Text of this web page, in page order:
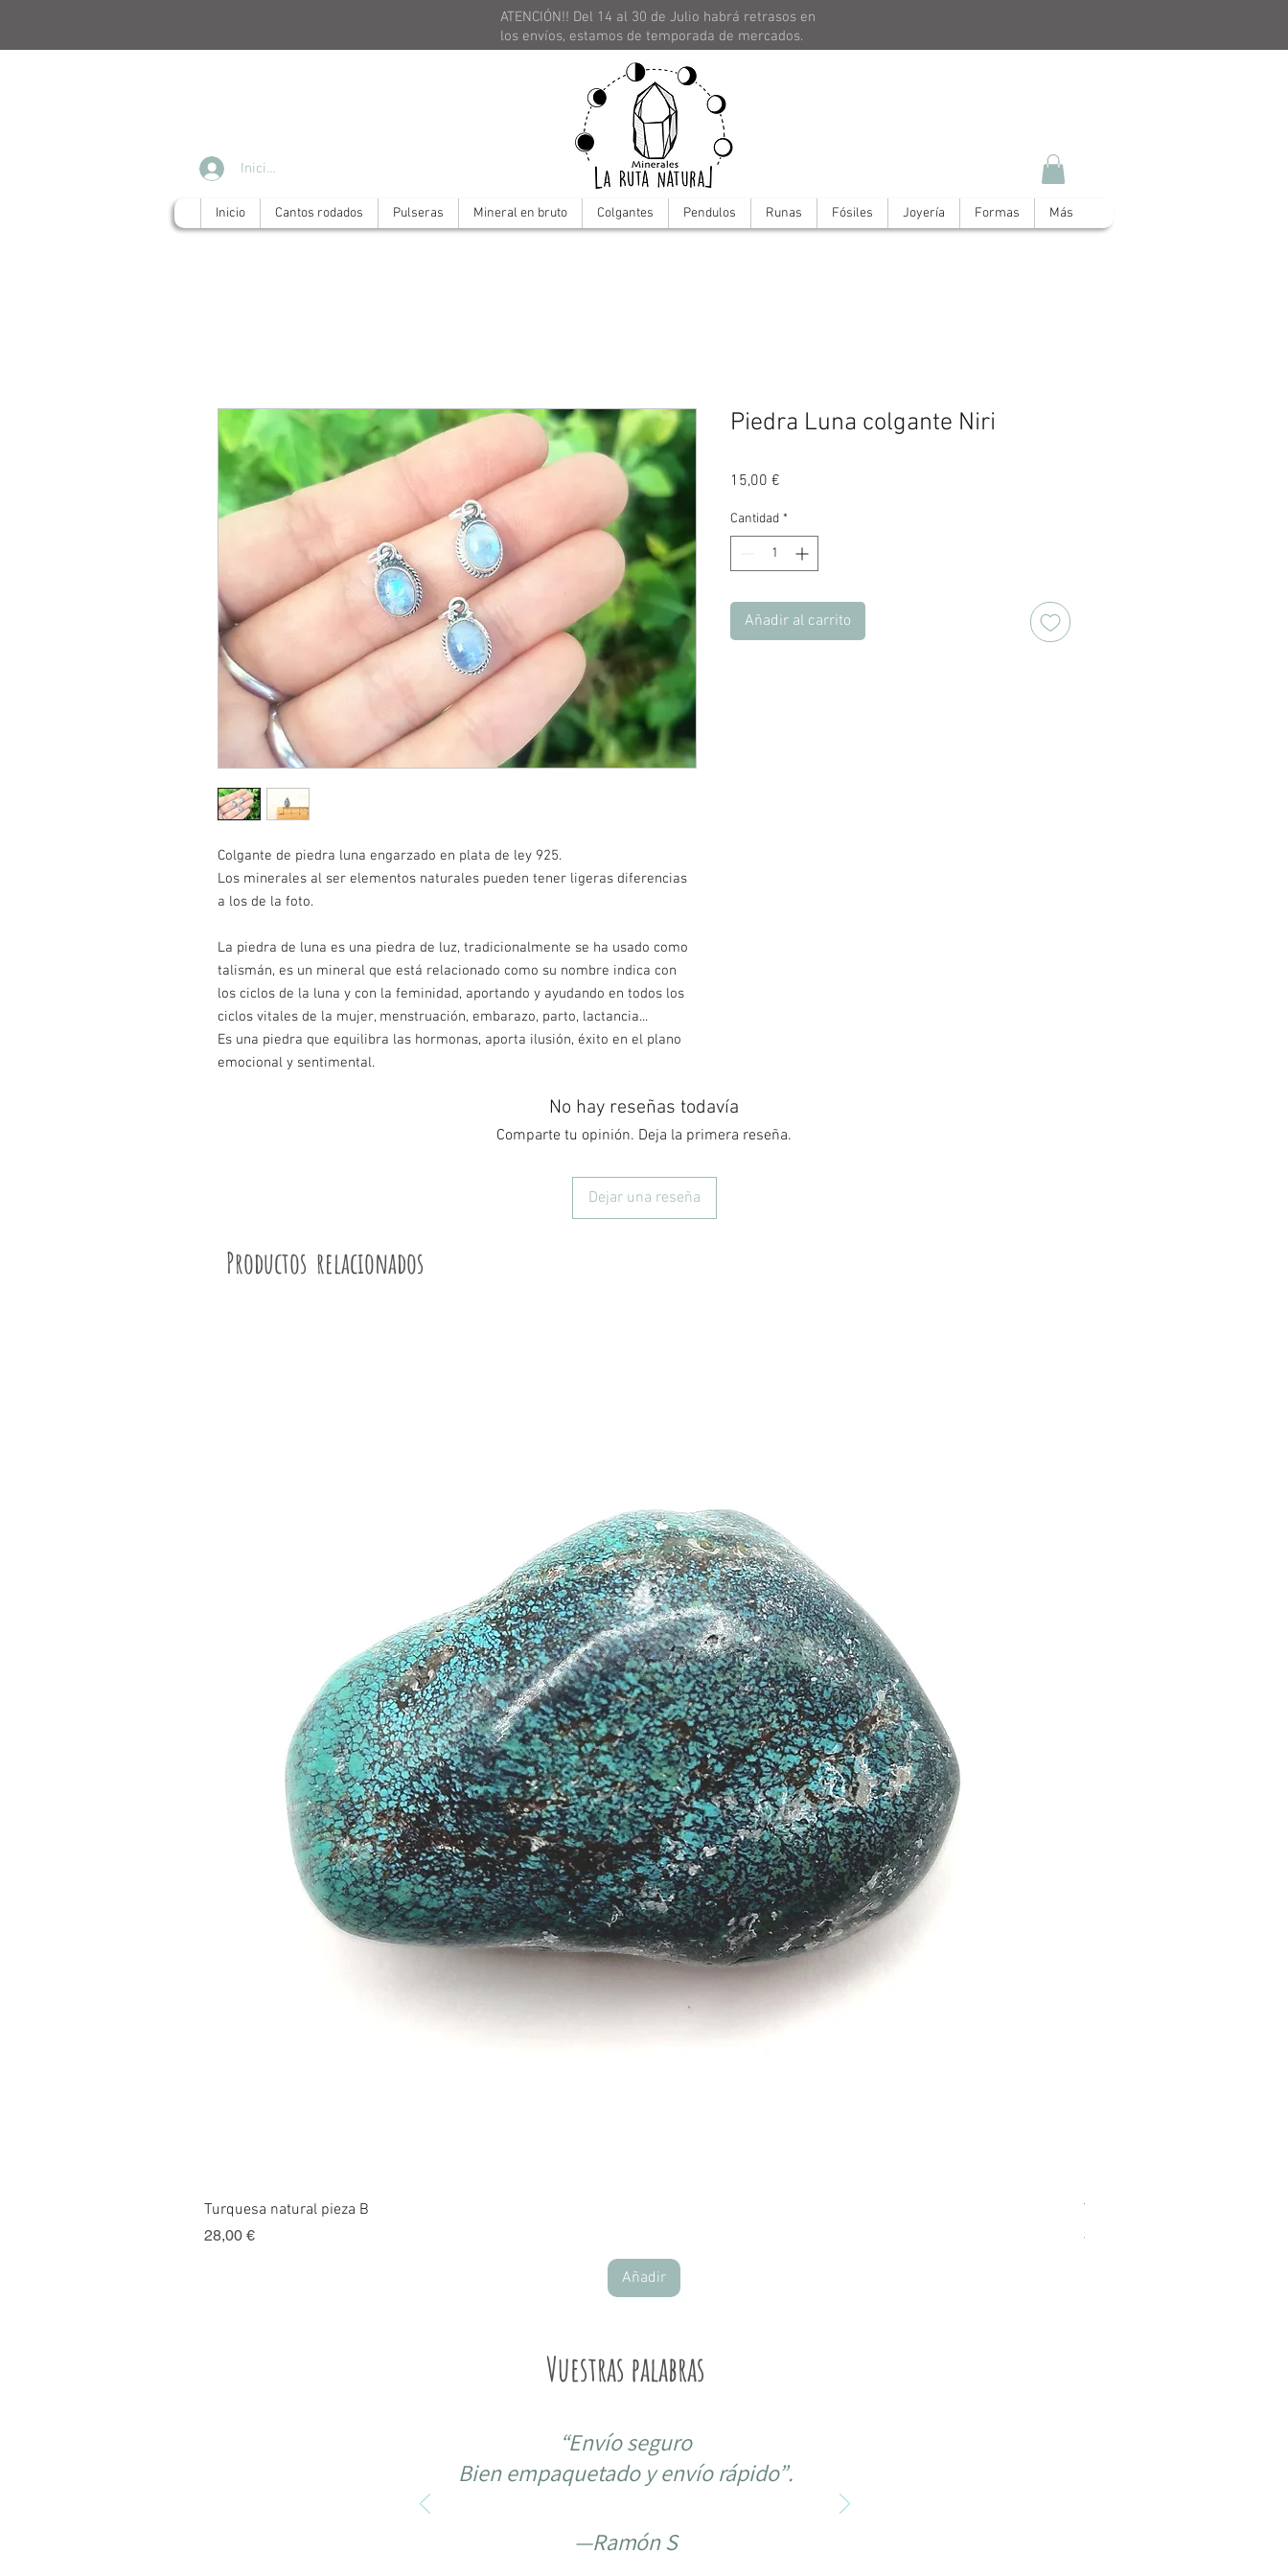
ATENCIÓN!! Del 14 al 30 de Julio habrá retrasos en
los envíos, estamos de temporada de mercados.
Iniciar sesión
Inicio Cantos rodados Pulseras Mineral en bruto Colgantes Pendulos Runas Fósiles Joyería Formas Más
Colgante de piedra luna engarzado en plata de ley 925.
Los minerales al ser elementos naturales pueden tener ligeras diferencias
a los de la foto.
La piedra de luna es una piedra de luz, tradicionalmente se ha usado como
talismán, es un mineral que está relacionado como su nombre indica con
los ciclos de la luna y con la feminidad, aportando y ayudando en todos los
ciclos vitales de la mujer, menstruación, embarazo, parto, lactancia...
Es una piedra que equilibra las hormonas, aporta ilusión, éxito en el plano
emocional y sentimental.
Piedra Luna colgante Niri
15,00 €
Cantidad *
Añadir al carrito
No hay reseñas todavía
Comparte tu opinión. Deja la primera reseña.
Dejar una reseña
Productos relacionados
Turquesa natural pieza B
Precio
28,00 €
Añadir
Turquesa natural pieza A
Precio
30,00 €
Vuestras palabras
“Envío seguro
Bien empaquetado y envío rápido”.
—Ramón S